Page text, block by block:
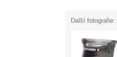
Další fotografie: